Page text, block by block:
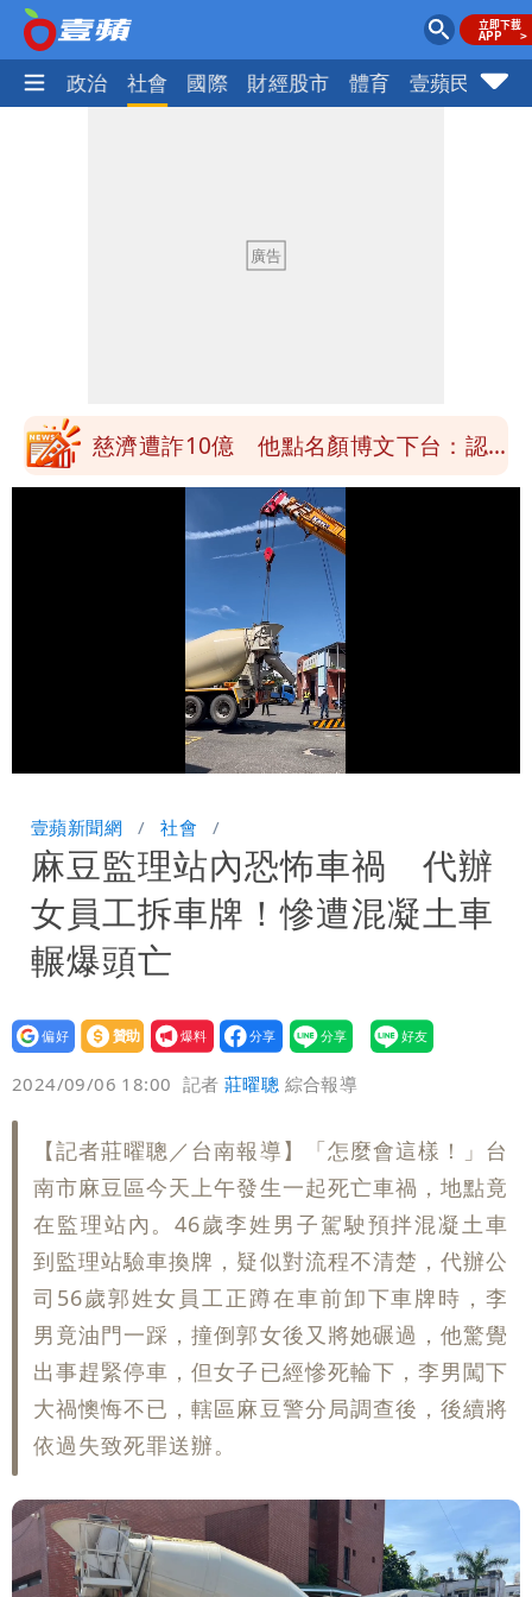
生活 政治 社會 國際 財經股市 體育 壹蘋民調
竹苗 雨襲12縣市
澎湖13兒女擠住10坪屋 媽帶補助款離
次看
慈濟遭詐10億 他點名顏博文下台：認
颱風相當有感！海警持續到明晨 北部風
雨這時才變小
五月天冠佑20歲女兒「遭AI假造不雅影
像」 憤怒發聲：已截圖
最新風雨預測！今天「9地區」達停班課
悲傷父親節！超級球星梅西之父病逝
白海豚颱風正通過台灣北部！大豪雨狂轟
家！縣府出手了
Loaded:
100.00%
壹蘋新聞網 社會
麻豆監理站內恐怖車禍 代辦
女員工拆車牌！慘遭混凝土車
輾爆頭亡
設為
贊助
我要
爆料
2024/09/06 18:00 記者莊曜聰 綜合報導
【記者莊曜聰／台南報導】「怎麼會這樣！」台
南市麻豆區今天上午發生一起死亡車禍，地點竟
在監理站內。46歲李姓男子駕駛預拌混凝土車
到監理站驗車換牌，疑似對流程不清楚，代辦公
司56歲郭姓女員工正蹲在車前卸下車牌時，李
男竟油門一踩，撞倒郭女後又將她碾過，他驚覺
出事趕緊停車，但女子已經慘死輪下，李男闖下
大禍懊悔不已，轄區麻豆警分局調查後，後續將
依過失致死罪送辦。